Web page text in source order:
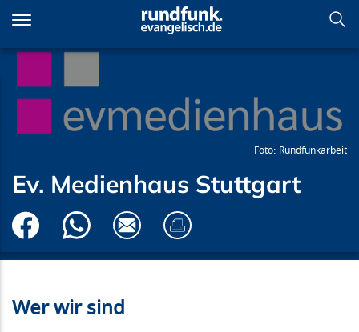
zum
Inhalt
Ev. Medienhaus Stuttgart
Rundfunkarbeit
Ev. Medienhaus Stuttgart
Wer wir sind